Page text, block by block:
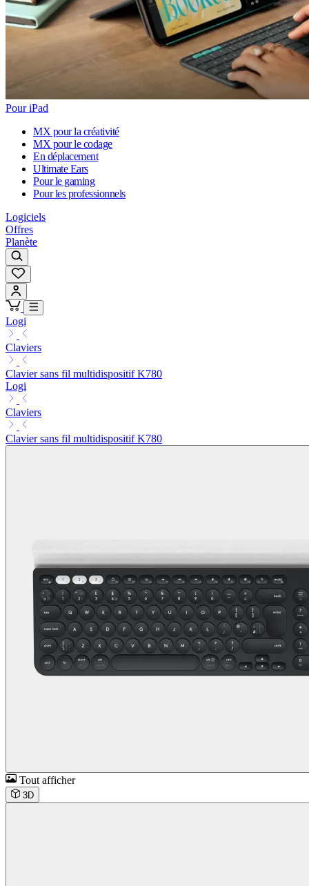
Pour iPad
MX pour la créativité
MX pour le codage
En déplacement
Ultimate Ears
Pour le gaming
Pour les professionnels
Logiciels
Offres
Planète
Logi
Claviers
Clavier sans fil multidispositif K780
Logi
Claviers
Clavier sans fil multidispositif K780
Tout afficher
3D